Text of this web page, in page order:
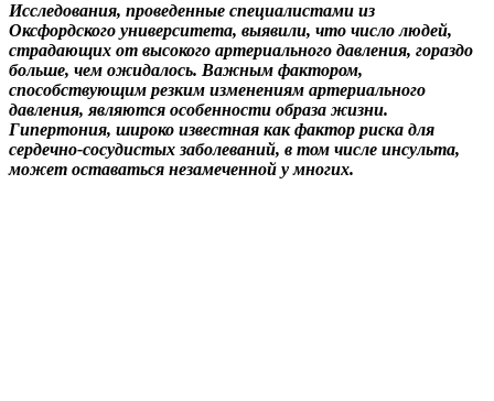
Исследования, проведенные специалистами из
Оксфордского университета, выявили, что число людей,
страдающих от высокого артериального давления, гораздо
больше, чем ожидалось. Важным фактором,
способствующим резким изменениям артериального
давления, являются особенности образа жизни.
Гипертония, широко известная как фактор риска для
сердечно-сосудистых заболеваний, в том числе инсульта,
может оставаться незамеченной у многих.